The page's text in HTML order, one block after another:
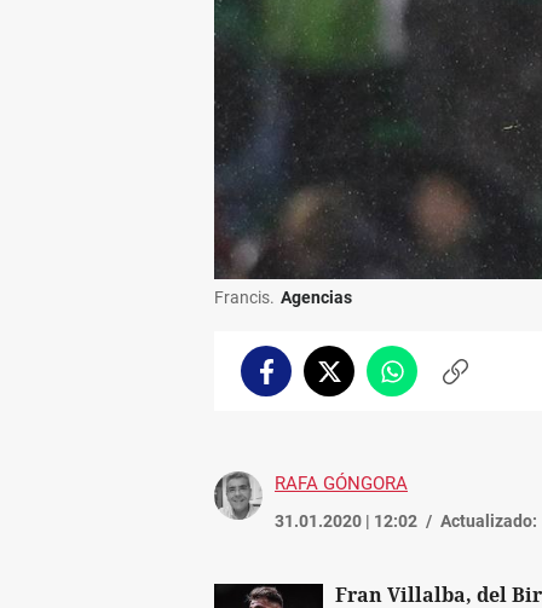
Francis. Agencias
FacebookTwitterWhatsappCopiar
RAFA GÓNGORA
31.01.2020 | 12:02 Actualizado:
Fran Villalba, del